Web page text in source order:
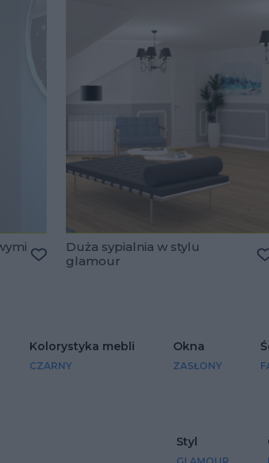
Dodaj do ulubionych
Duża sypialnia w stylu
glamour
Kolorystyka mebli
CZARNY
Okna
ZASŁONY
Styl